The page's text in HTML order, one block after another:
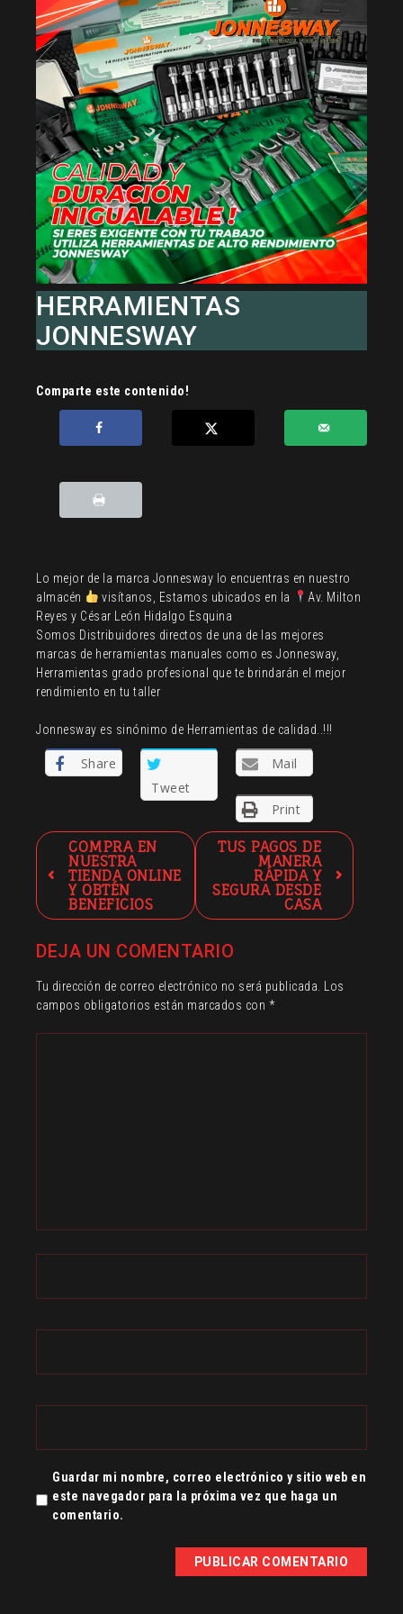
HERRAMIENTAS
JONNESWAY
Comparte este contenido!
Lo mejor de la marca Jonnesway lo encuentras en nuestro
almacén
visítanos, Estamos ubicados en la
Av. Milton
Reyes y César León Hidalgo Esquina
Somos Distribuidores directos de una de las mejores
marcas de herramientas manuales como es Jonnesway,
Herramientas grado profesional que te brindarán el mejor
rendimiento en tu taller
Jonnesway es sinónimo de Herramientas de calidad..!!!
Share
Tweet
Mail
Print
Navegación
de
entradas
COMPRA EN
NUESTRA
TIENDA ONLINE
Y OBTÉN
BENEFICIOS
TUS PAGOS DE
MANERA
RÁPIDA Y
SEGURA DESDE
CASA
DEJA UN COMENTARIO
Tu dirección de correo electrónico no será publicada.
Los
campos obligatorios están marcados con *
Guardar mi nombre, correo electrónico y sitio web en
este navegador para la próxima vez que haga un
comentario.